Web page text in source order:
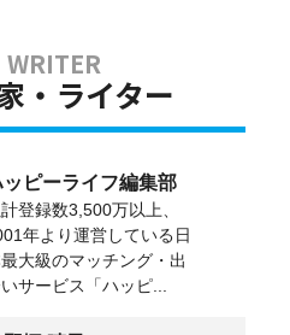
・ライター
ピーライフ編集部
登録数3,500万以上、
年より運営している日
大級のマッチング・出
サービス「ハッピ...